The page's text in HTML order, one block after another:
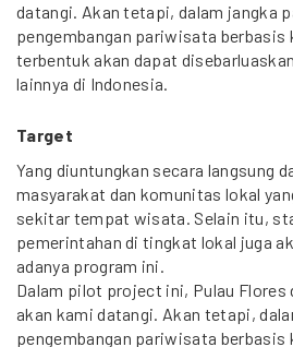
datangi. Akan tetapi, dalam jangka
pengembangan pariwisata berbasis
terbentuk akan dapat
lainnya di Indonesia.
Target
Yang diuntungkan secara langsung
masyarakat dan komunitas lokal
sekitar tempat wisata. Selain itu,
pemerintahan di tingkat lokal juga
adanya program ini.
Dalam pilot project ini, Pulau Flores
akan kami datangi. Akan tetapi,
pengembangan pariwisata berbasis